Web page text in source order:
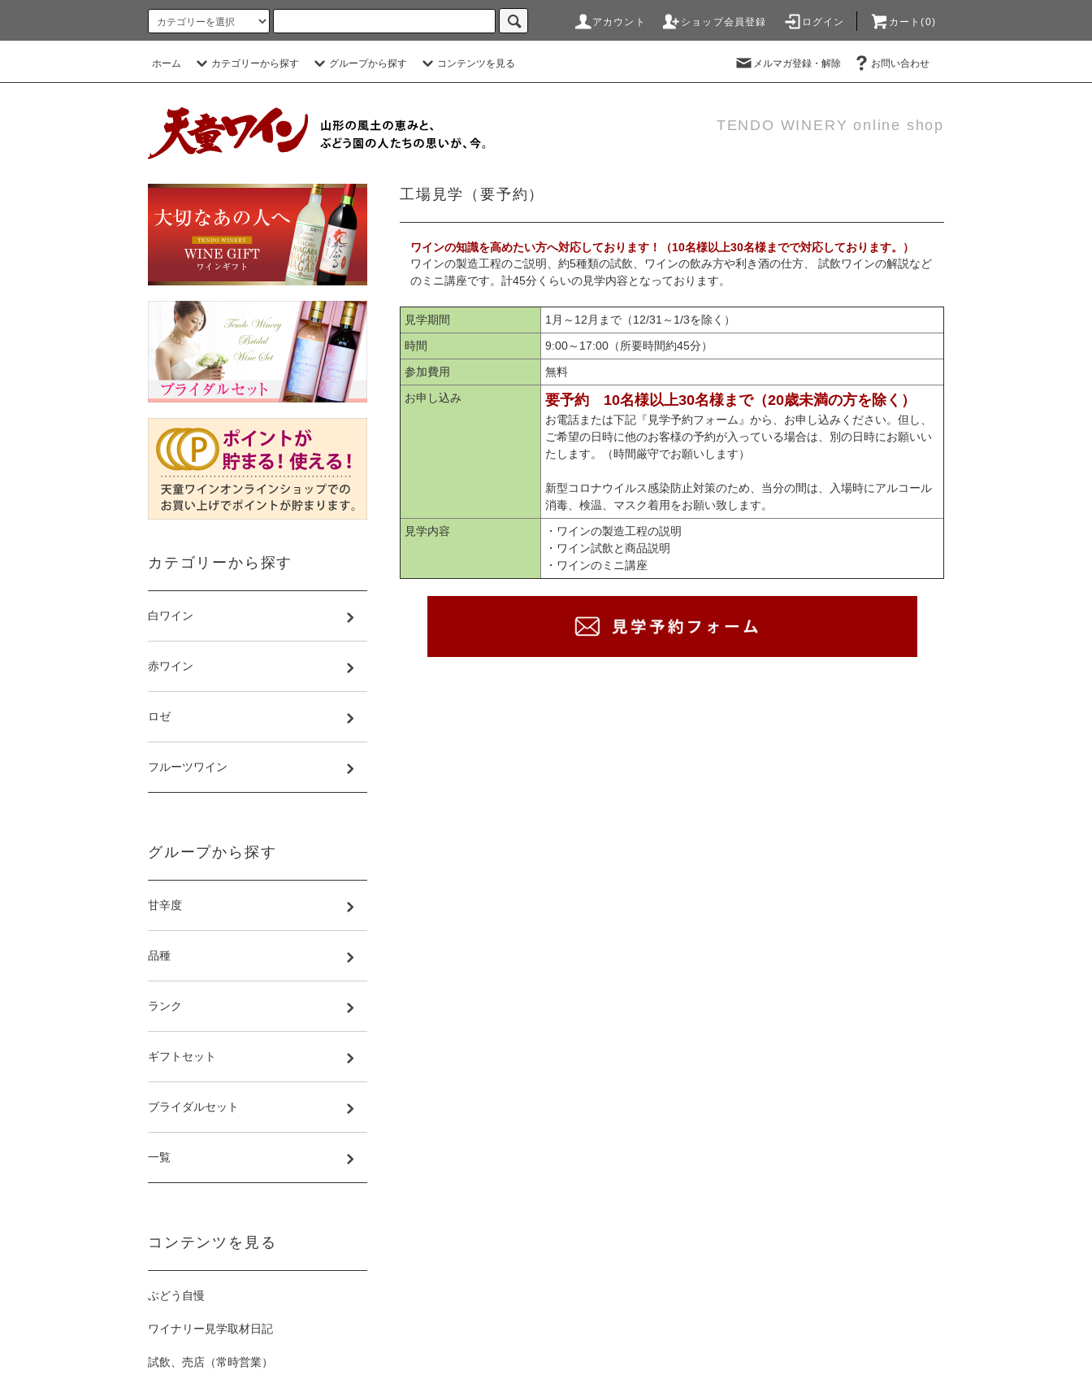
アカウント ショップ会員登録 ログイン カート(0)
ホーム カテゴリーから探す グループから探す コンテンツを見る メルマガ登録・解除 お問い合わせ
TENDO WINERY online shop
工場見学（要予約）
ワインの知識を高めたい方へ対応しております！（10名様以上30名様までで対応しております。）
ワインの製造工程のご説明、約5種類の試飲、ワインの飲み方や利き酒の仕方、 試飲ワインの解説など
のミニ講座です。計45分くらいの見学内容となっております。
見学期間
1月～12月まで（12/31～1/3を除く）
時間
9:00～17:00（所要時間約45分）
参加費用
無料
お申し込み
要予約 10名様以上30名様まで（20歳未満の方を除く）
お電話または下記『見学予約フォーム』から、お申し込みください。但し、
ご希望の日時に他のお客様の予約が入っている場合は、別の日時にお願いい
たします。（時間厳守でお願いします）
新型コロナウイルス感染防止対策のため、当分の間は、入場時にアルコール
消毒、検温、マスク着用をお願い致します。
見学内容
・ワインの製造工程の説明
・ワイン試飲と商品説明
・ワインのミニ講座
カテゴリーから探す
白ワイン
赤ワイン
ロゼ
フルーツワイン
グループから探す
甘辛度
品種
ランク
ギフトセット
ブライダルセット
一覧
コンテンツを見る
ぶどう自慢
ワイナリー見学取材日記
試飲、売店（常時営業）